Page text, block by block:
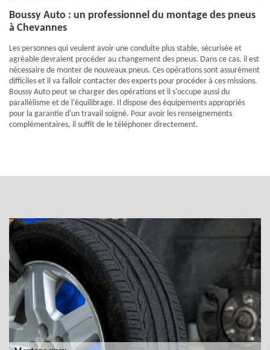
Boussy Auto : un professionnel du montage des pneus
à Chevannes
Les personnes qui veulent avoir une conduite plus stable, sécurisée et
agréable devraient procéder au changement des pneus. Dans ce cas, il est
nécessaire de monter de nouveaux pneus. Ces opérations sont assurément
difficiles et il va falloir contacter des experts pour procéder à ces missions.
Boussy Auto peut se charger des opérations et il s'occupe aussi du
parallélisme et de l'équilibrage. Il dispose des équipements appropriés
pour la garantie d'un travail soigné. Pour avoir les renseignements
complémentaires, il suffit de le téléphoner directement.